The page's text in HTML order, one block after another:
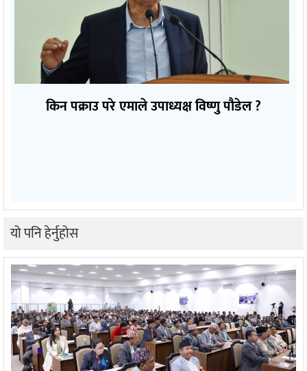
किन पक्राउ परे एमाले उपाध्यक्ष विष्णु पौडेल ?
यो पनि हेर्नुहोस